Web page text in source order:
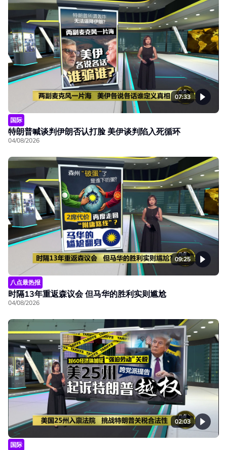
07:33
国际
特朗普喊谈判伊朗否认打脸 美伊谈判陷入死循环
04/08/2026
09:25
八点最热报
时隔13年重返森议会 但马华的胜利实则尴尬
04/08/2026
02:03
国际